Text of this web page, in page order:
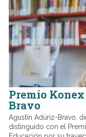
Premio
Bravo
Agustín Adúriz-Bravo,
distinguido con el